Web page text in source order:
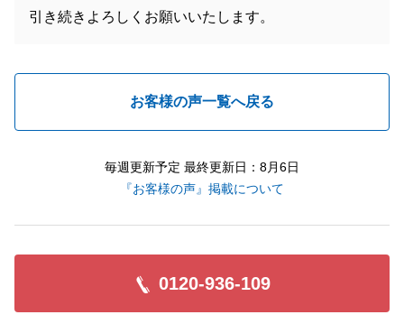
引き続きよろしくお願いいたします。
お客様の声一覧へ戻る
毎週更新予定 最終更新日：8月6日
『お客様の声』掲載について
0120-936-109